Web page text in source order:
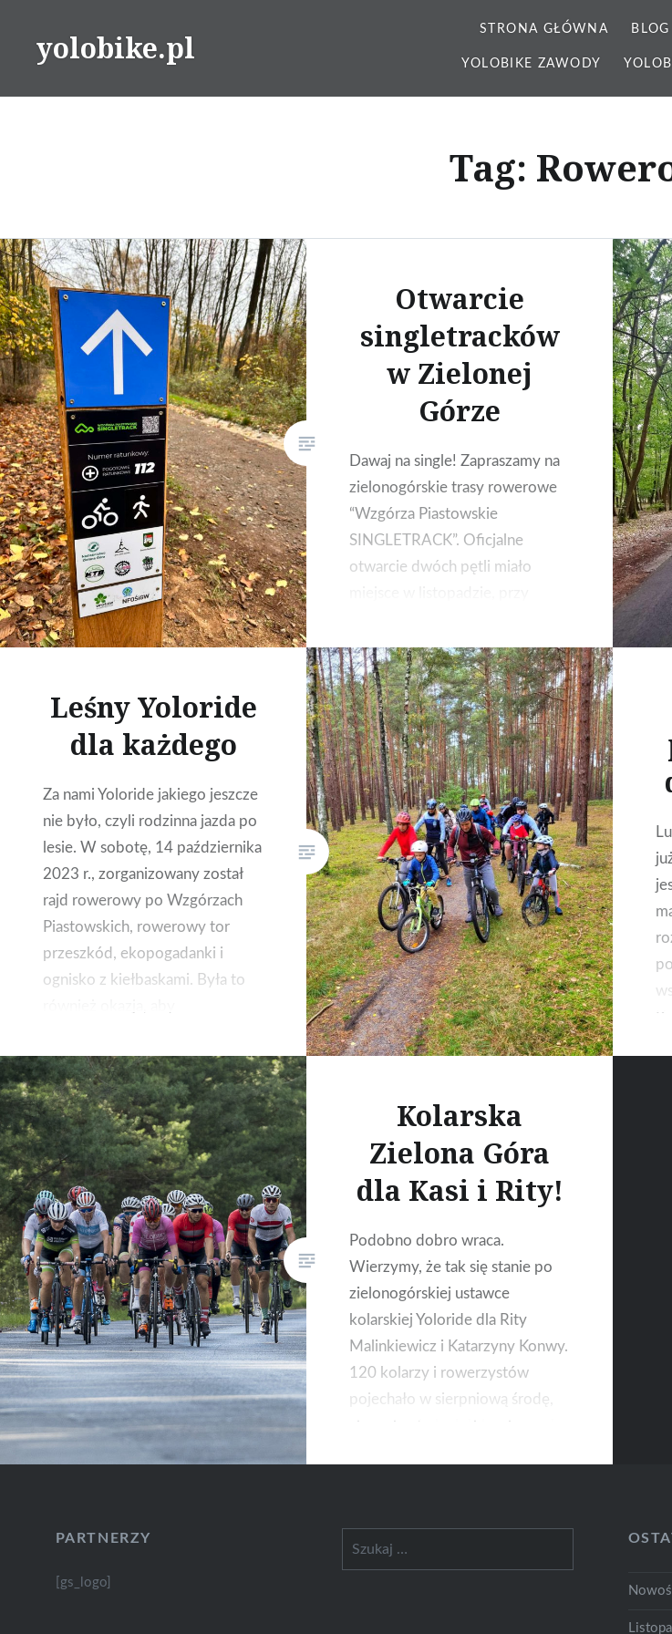
yolobike.pl STRONA GŁÓWNA BLOG
YOLOBIKE ZAWODY
Tag:
Otwarcie
singletracków
w Zielonej
Górze
Dawaj na single! Zapraszamy na
zielonogórskie trasy rowerowe
“Wzgórza Piastowskie
SINGLETRACK”. Oficjalne
otwarcie dwóch pętli miało
Leśny Yoloride
dla każdego
Za nami Yoloride jakiego jeszcze
nie było, czyli rodzinna jazda po
lesie. W sobotę, 14 października
2023 r., zorganizowany został
rajd rowerowy po Wzgórzach
Piastowskich, rowerowy tor
przeszkód, ekopogadanki i
ognisko z kiełbaskami. Była to
rowerowy potencjał
zielonogórskich lasów.
Kolarska
Zielona Góra
dla Kasi i Rity!
Podobno dobro wraca.
Wierzymy, że tak się stanie po
zielonogórskiej ustawce
kolarskiej Yoloride dla Rity
Malinkiewicz i Katarzyny Konwy.
120 kolarzy i rowerzystów
pojechało w sierpniową środę,
aby zebrać pieniążki na leczenie
akcja!
PARTNERZY
[gs_logo]